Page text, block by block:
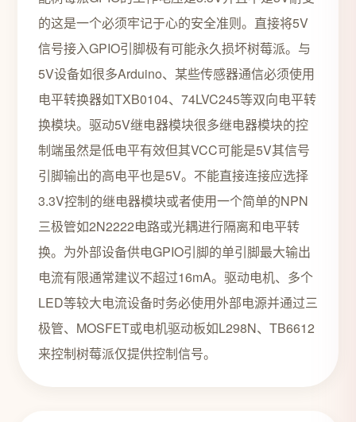
的这是一个必须牢记于心的安全准则。直接将5V
信号接入GPIO引脚极有可能永久损坏树莓派。与
5V设备如很多Arduino、某些传感器通信必须使用
电平转换器如TXB0104、74LVC245等双向电平转
换模块。驱动5V继电器模块很多继电器模块的控
制端虽然是低电平有效但其VCC可能是5V其信号
引脚输出的高电平也是5V。不能直接连接应选择
3.3V控制的继电器模块或者使用一个简单的NPN
三极管如2N2222电路或光耦进行隔离和电平转
换。为外部设备供电GPIO引脚的单引脚最大输出
电流有限通常建议不超过16mA。驱动电机、多个
LED等较大电流设备时务必使用外部电源并通过三
极管、MOSFET或电机驱动板如L298N、TB6612
来控制树莓派仅提供控制信号。